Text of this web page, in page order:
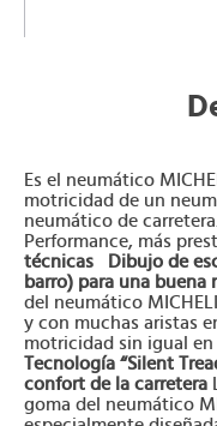
Es el neumático
motricidad de un
neumático de
Performance, más
técnicas
Dibujo de
barro) para una buena
del neumático
y con muchas aristas
motricidad sin igual
Tecnología “Silent
confort de la carretera
goma del neumático